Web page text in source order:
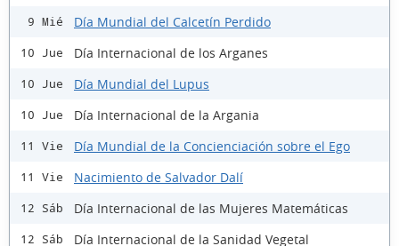
9 Mié Día Mundial del Calcetín Perdido
10 Jue Día Internacional de los Arganes
10 Jue Día Mundial del Lupus
10 Jue Día Internacional de la Argania
11 Vie Día Mundial de la Concienciación sobre el Ego
11 Vie Nacimiento de Salvador Dalí
12 Sáb Día Internacional de las Mujeres Matemáticas
12 Sáb Día Internacional de la Sanidad Vegetal